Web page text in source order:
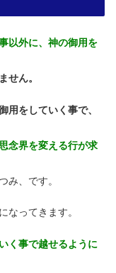
以外に、神の御用を
せん。
用をしていく事で、
念界を変える行が求
み、です。
なってきます。
く事で越せるように